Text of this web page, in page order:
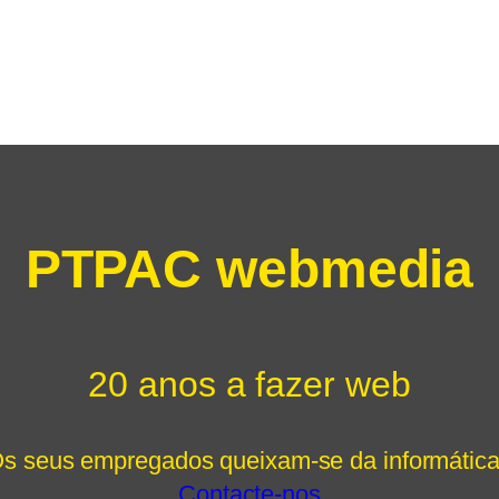
PTPAC webmedia
20 anos a fazer web
seus empregados queixam-se da